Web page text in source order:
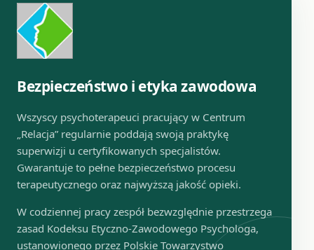
Bezpieczeństwo i etyka zawodowa
Wszyscy psychoterapeuci pracujący w Centrum
„Relacja” regularnie poddają swoją praktykę
superwizji u certyfikowanych specjalistów.
Gwarantuje to pełne bezpieczeństwo procesu
terapeutycznego oraz najwyższą jakość opieki.
W codziennej pracy zespół bezwzględnie przestrzega
zasad Kodeksu Etyczno-Zawodowego Psychologa,
ustanowionego przez Polskie Towarzystwo